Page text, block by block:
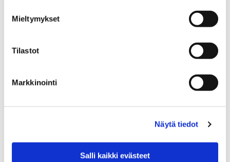
Mieltymykset
Tilastot
Markkinointi
Näytä tiedot
Salli kaikki evästeet
vuoden 2017 uudistuvana työyhteisönä. Voitto tuli